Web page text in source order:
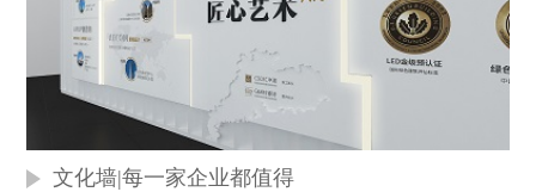
文化墙|每一家企业都值得